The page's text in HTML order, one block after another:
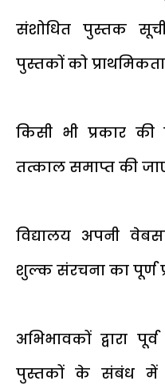
संशोधित पुस्तक
पुस्तकों को प्राथमिकता
किसी भी प्रकार की
तत्काल समाप्त की
विद्यालय अपनी
शुल्क संरचना का पूर्ण
अभिभावकों द्वारा
पुस्तकों के संबंध में